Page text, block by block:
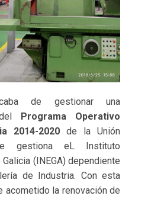
de gestionar una
Programa Operativo
2014-2020 de la Unión
gestiona eL Instituto
(INEGA) dependiente
de Industria. Con esta
acometido la renovación de